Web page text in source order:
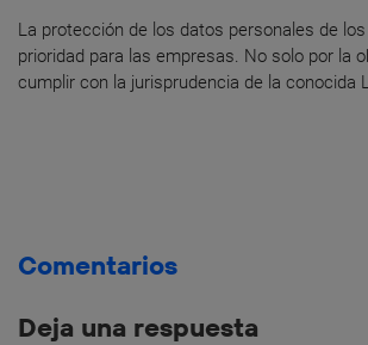
La protección de los datos personales de
prioridad para las empresas. No solo por la
cumplir con la jurisprudencia de la conocida
Comentarios
Deja una respuesta